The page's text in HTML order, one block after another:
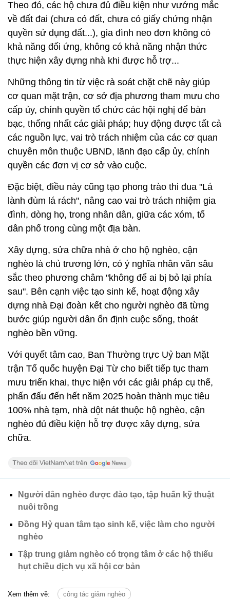
Theo đó, các hộ chưa đủ điều kiện như vướng mắc
về đất đai (chưa có đất, chưa có giấy chứng nhận
quyền sử dụng đất...), gia đình neo đơn không có
khả năng đối ứng, không có khả năng nhận thức
thực hiện xây dựng nhà khi được hỗ trợ...
Những thông tin từ việc rà soát chặt chẽ này giúp
cơ quan mặt trận, cơ sở địa phương tham mưu cho
cấp ủy, chính quyền tổ chức các hội nghị để bàn
bạc, thống nhất các giải pháp; huy động được tất cả
các nguồn lực, vai trò trách nhiệm của các cơ quan
chuyên môn thuộc UBND, lãnh đạo cấp ủy, chính
quyền các đơn vị cơ sở vào cuộc.
Đặc biệt, điều này cũng tạo phong trào thi đua "Lá
lành đùm lá rách", nâng cao vai trò trách nhiệm gia
đình, dòng họ, trong nhân dân, giữa các xóm, tổ
dân phố trong cùng một địa bàn.
Xây dựng, sửa chữa nhà ở cho hộ nghèo, cận
nghèo là chủ trương lớn, có ý nghĩa nhân văn sâu
sắc theo phương châm "không để ai bị bỏ lại phía
sau". Bên cạnh việc tạo sinh kế, hoạt động xây
dựng nhà Đại đoàn kết cho người nghèo đã từng
bước giúp người dân ổn định cuộc sống, thoát
nghèo bền vững.
Với quyết tâm cao, Ban Thường trực Uỷ ban Mặt
trận Tổ quốc huyện Đại Từ cho biết tiếp tục tham
mưu triển khai, thực hiện với các giải pháp cụ thể,
phấn đấu đến hết năm 2025 hoàn thành mục tiêu
100% nhà tạm, nhà dột nát thuộc hộ nghèo, cận
nghèo đủ điều kiện hỗ trợ được xây dựng, sửa
chữa.
Người dân nghèo được đào tạo, tập huấn kỹ thuật
nuôi trồng
Đồng Hỷ quan tâm tạo sinh kế, việc làm cho người
nghèo
Tập trung giảm nghèo có trọng tâm ở các hộ thiếu
hụt chiều dịch vụ xã hội cơ bản
Xem thêm về: công tác giảm nghèo